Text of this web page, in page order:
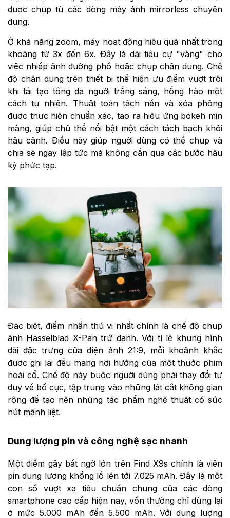
được chụp từ các dòng máy ảnh mirrorless chuyên
dụng.
Ở khả năng zoom, máy hoạt động hiệu quả nhất trong
khoảng từ 3x đến 6x. Đây là dải tiêu cự "vàng" cho
việc nhiếp ảnh đường phố hoặc chụp chân dung. Chế
độ chân dung trên thiết bị thể hiện ưu điểm vượt trội
khi tái tạo tông da người trắng sáng, hồng hào một
cách tự nhiên. Thuật toán tách nền và xóa phông
được thực hiện chuẩn xác, tạo ra hiệu ứng bokeh mịn
màng, giúp chủ thể nổi bật một cách tách bạch khỏi
hậu cảnh. Điều này giúp người dùng có thể chụp và
chia sẻ ngay lập tức mà không cần qua các bước hậu
kỳ phức tạp.
Đặc biệt, điểm nhấn thú vị nhất chính là chế độ chụp
ảnh Hasselblad X-Pan trứ danh. Với tỉ lệ khung hình
dài đặc trưng của điện ảnh 21:9, mỗi khoảnh khắc
được ghi lại đều mang hơi hướng của một thước phim
hoài cổ. Chế độ này buộc người dùng phải thay đổi tư
duy về bố cục, tập trung vào những lát cắt không gian
rộng để tạo nên những tác phẩm nghệ thuật có sức
hút mãnh liệt.
Dung lượng pin và công nghệ sạc nhanh
Một điểm gây bất ngờ lớn trên Find X9s chính là viên
pin dung lượng khổng lồ lên tới 7.025 mAh. Đây là một
con số vượt xa tiêu chuẩn chung của các dòng
smartphone cao cấp hiện nay, vốn thường chỉ dừng lại
ở mức 5.000 mAh đến 5.500 mAh. Với dung lượng